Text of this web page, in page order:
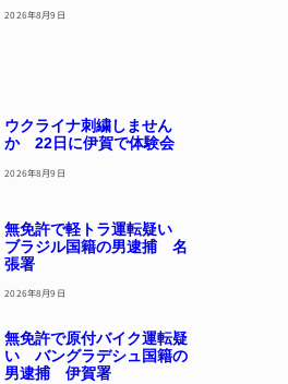
2026年8月9日
ウクライナ刺繍しません
か 22日に伊賀で体験会
2026年8月9日
無免許で軽トラ運転疑い
ブラジル国籍の男逮捕 名
張署
2026年8月9日
無免許で原付バイク運転疑
い バングラデシュ国籍の
男逮捕 伊賀署